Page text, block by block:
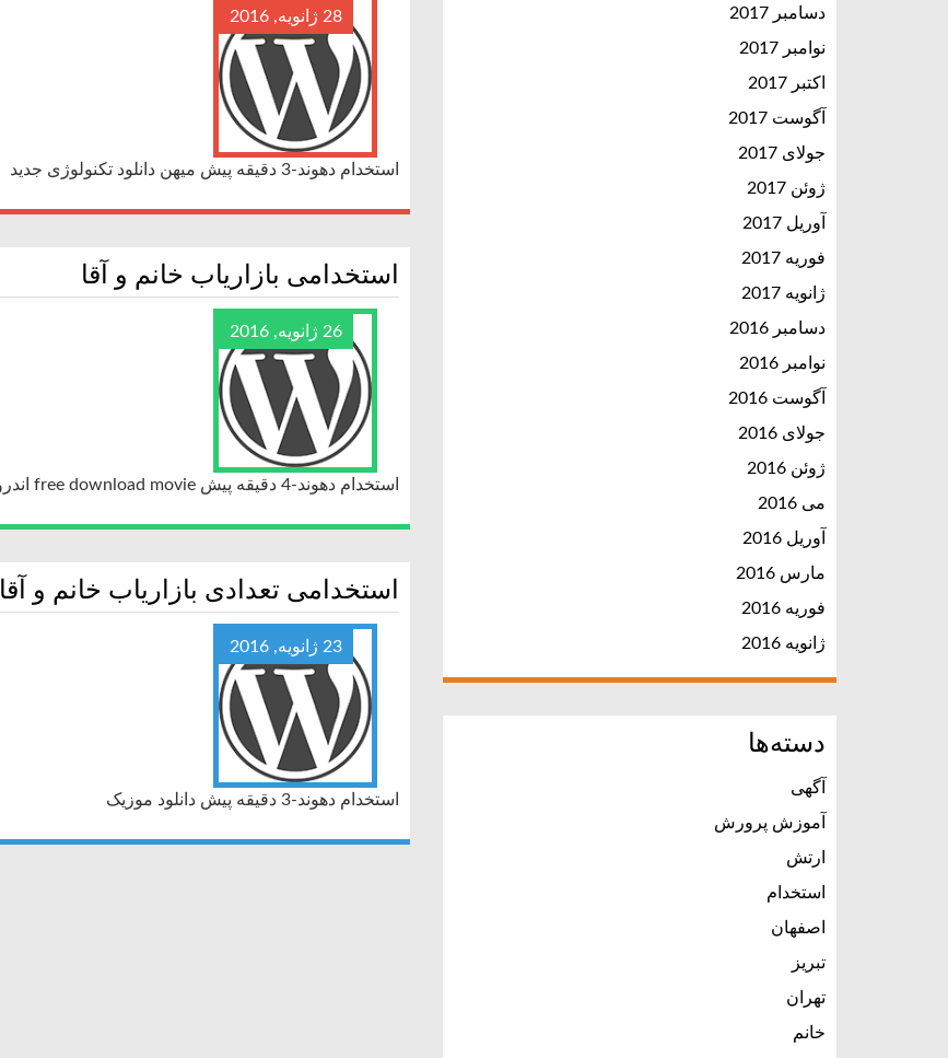
28 ژانویه, 2016
استخدام دهوند-3 دقیقه پیش میهن دانلود تکنولوژی جدید
استخدامی بازاریاب خانم و آقا
26 ژانویه, 2016
استخدام دهوند-4 دقیقه پیش free download movie اندروید
استخدامی تعدادی بازاریاب خانم و آقا
23 ژانویه, 2016
استخدام دهوند-3 دقیقه پیش دانلود موزیک
دسامبر 2017
نوامبر 2017
اکتبر 2017
آگوست 2017
جولای 2017
ژوئن 2017
آوریل 2017
فوریه 2017
ژانویه 2017
دسامبر 2016
نوامبر 2016
آگوست 2016
جولای 2016
ژوئن 2016
می 2016
آوریل 2016
مارس 2016
فوریه 2016
ژانویه 2016
دسته‌ها
آگهی
آموزش پرورش
ارتش
استخدام
اصفهان
تبریز
تهران
خانم